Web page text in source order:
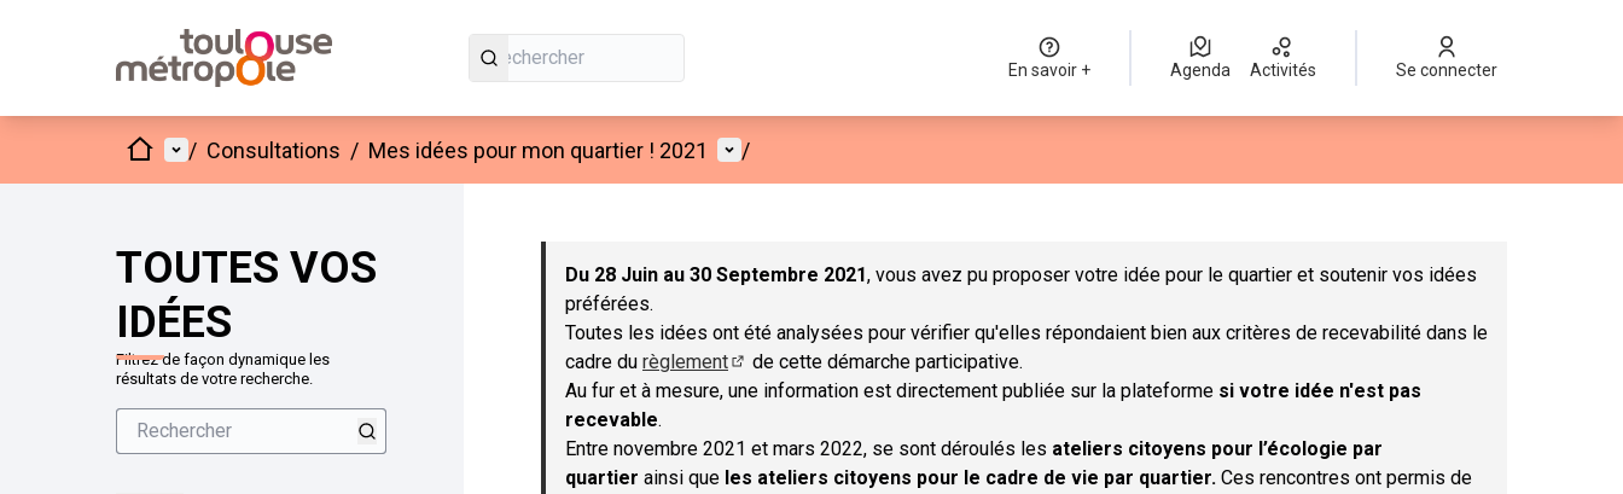
En savoir + Agenda Activités Se connecter
AccueilMenu principal
/ Consultations / Mes idées pour mon quartier ! 2021 Menu utilisateur
/
TOUTES VOS
IDÉES
Filtrez de façon dynamique les
résultats de votre recherche.
Passer la carte
Du 28 Juin au 30 Septembre 2021, vous avez pu proposer votre idée pour le quartier et soutenir vos idées
préférées.
Toutes les idées ont été analysées pour vérifier qu'elles répondaient bien aux critères de recevabilité dans le
cadre du règlement
(S'ouvre dans un nouvel onglet)
de cette démarche participative.
Au fur et à mesure, une information est directement publiée sur la plateforme si votre idée n'est pas
recevable.
Entre novembre 2021 et mars 2022, se sont déroulés les ateliers citoyens pour l’écologie par
quartier ainsi que les ateliers citoyens pour le cadre de vie par quartier. Ces rencontres ont permis de